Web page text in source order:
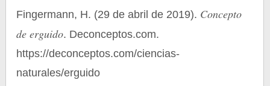
Fingermann, H. (29 de abril de 2019). Concepto
de erguido. Deconceptos.com.
https://deconceptos.com/ciencias-
naturales/erguido